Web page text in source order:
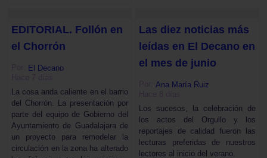
EDITORIAL. Follón en
el Chorrón
El Decano
La cosa anda caliente en el barrio
del Chorrón. La presentación por
parte del equipo de Gobierno del
Ayuntamiento de Guadalajara de
un proyecto para remodelar la
circulación en la zona ha alterado
Las diez noticias más
leídas en El Decano en
el mes de junio
Ana María Ruiz
Los sucesos, la celebración de
los actos del Orgullo y los
reportajes de calidad fueron las
lecturas preferidas de nuestros
lectores al inicio del verano.